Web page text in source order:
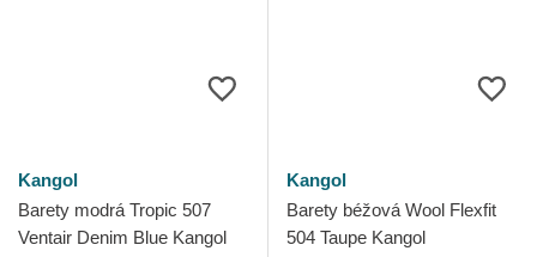
Kangol
Barety modrá Tropic 507
Ventair Denim Blue Kangol
Kangol
Barety béžová Wool Flexfit
504 Taupe Kangol